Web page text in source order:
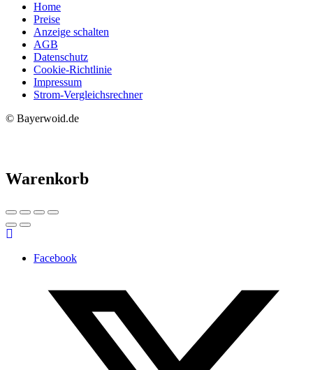
Home
Preise
Anzeige schalten
AGB
Datenschutz
Cookie-Richtlinie
Impressum
Strom-Vergleichsrechner
© Bayerwoid.de
Warenkorb
Facebook